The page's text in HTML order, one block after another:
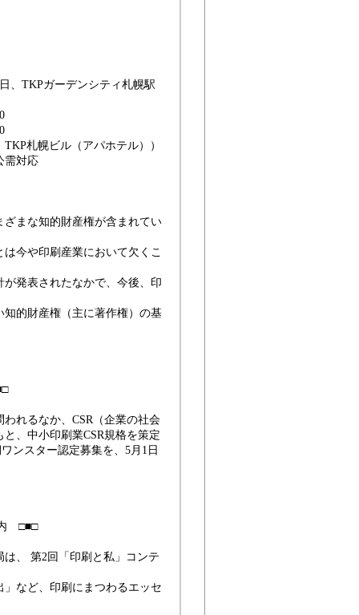
、TKPガーデンシティ札幌駅
札幌ビル（アパホテル））
需対応
まな知的財産権が含まれてい
印刷産業において欠くこ
表されたなかで、今後、印
財産権（主に著作権）の基
れるなか、CSR（企業の社会
、中小印刷業CSR規格を策定
ンスター認定募集を、5月1日
内 □■□
、 第2回「印刷と私」コンテ
など、印刷にまつわるエッセ